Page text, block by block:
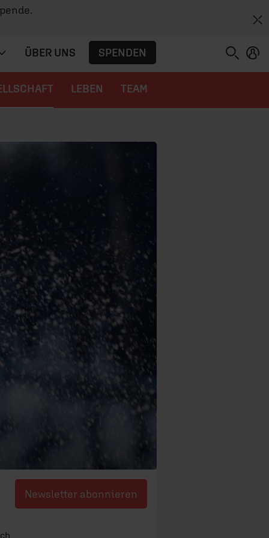
ÜBER UNS SPENDEN
LEBEN TEAM
Newsletter abonnieren